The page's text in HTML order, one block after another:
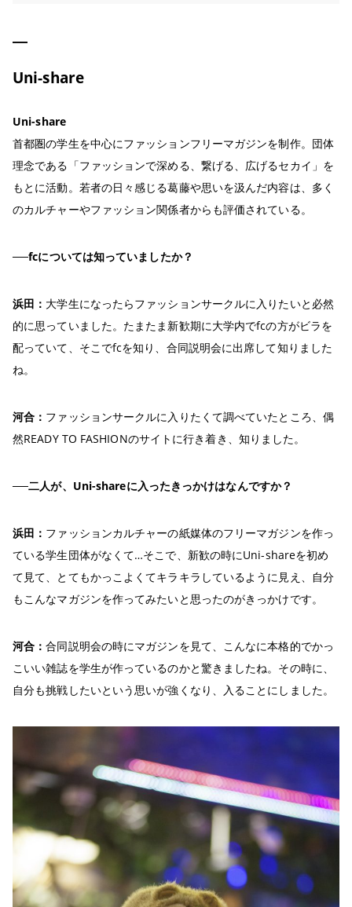
Uni-share
Uni-share
首都圏の学生を中心にファッションフリーマガジンを制作。団体
理念である「ファッションで深める、繋げる、広げるセカイ」を
もとに活動。若者の日々感じる葛藤や思いを汲んだ内容は、多く
のカルチャーやファッション関係者からも評価されている。
──fcについては知っていましたか？
浜田： 大学生になったらファッションサークルに入りたいと必然
的に思っていました。たまたま新歓期に大学内でfcの方がビラを
配っていて、そこでfcを知り、合同説明会に出席して知りました
ね。
河合： ファッションサークルに入りたくて調べていたところ、偶
然READY TO FASHIONのサイトに行き着き、知りました。
──二人が、Uni-shareに入ったきっかけはなんですか？
浜田： ファッションカルチャーの紙媒体のフリーマガジンを作っ
ている学生団体がなくて…そこで、新歓の時にUni-shareを初め
て見て、とてもかっこよくてキラキラしているように見え、自分
もこんなマガジンを作ってみたいと思ったのがきっかけです。
河合：合同説明会の時にマガジンを見て、こんなに本格的でかっ
こいい雑誌を学生が作っているのかと驚きましたね。その時に、
自分も挑戦したいという思いが強くなり、入ることにしました。